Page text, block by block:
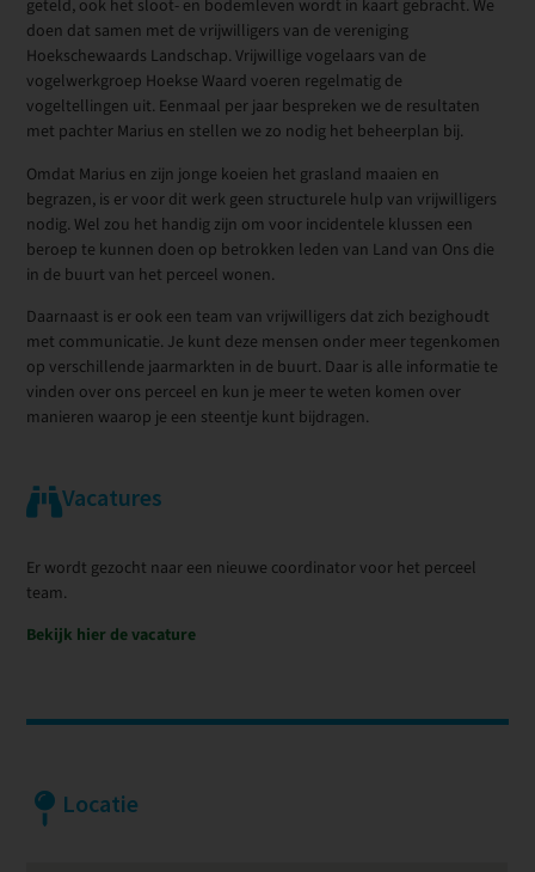
geteld, ook het sloot- en bodemleven wordt in kaart gebracht. We
doen dat samen met de vrijwilligers van de vereniging
Hoekschewaards Landschap. Vrijwillige vogelaars van de
vogelwerkgroep Hoekse Waard voeren regelmatig de
vogeltellingen uit. Eenmaal per jaar bespreken we de resultaten
met pachter Marius en stellen we zo nodig het beheerplan bij.
Omdat Marius en zijn jonge koeien het grasland maaien en
begrazen, is er voor dit werk geen structurele hulp van vrijwilligers
nodig. Wel zou het handig zijn om voor incidentele klussen een
beroep te kunnen doen op betrokken leden van Land van Ons die
in de buurt van het perceel wonen.
Daarnaast is er ook een team van vrijwilligers dat zich bezighoudt
met communicatie. Je kunt deze mensen onder meer tegenkomen
op verschillende jaarmarkten in de buurt. Daar is alle informatie te
vinden over ons perceel en kun je meer te weten komen over
manieren waarop je een steentje kunt bijdragen.
Vacatures
Er wordt gezocht naar een nieuwe coordinator voor het perceel
team.
Bekijk hier de vacature
Locatie